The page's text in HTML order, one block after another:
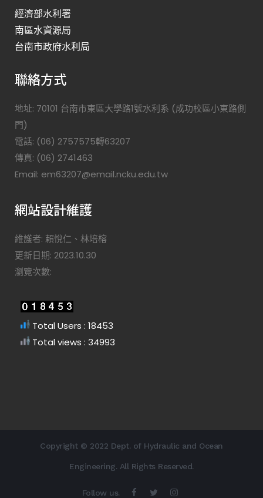
經濟部水利署
南區水資源局
台南市政府水利局
聯絡方式
地址: 70101 台南市東區大學路1號水利系 (成功校區小東路側
門)
電話: (06) 2757575轉63207
傳真: (06) 2741463
Email: em63207@email.ncku.edu.tw
網站設計維護
維護者: 賴悅仁、林培榕
更新日期: 2023.10.30
瀏覽次數:
Total Users : 18453
Total views : 34993
Copyright © 2022 Dept. of Hydraulic and Ocean
Engineering. All Rights Reserved.
Follow us.